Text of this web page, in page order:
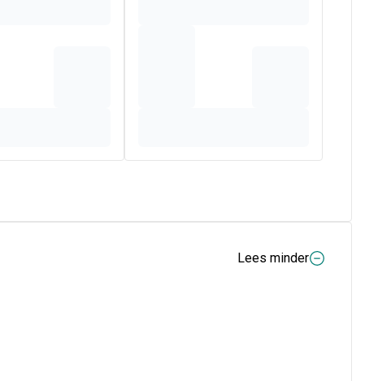
Lees minder